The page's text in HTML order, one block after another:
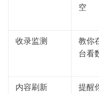
空
收录监测
教你
台看
内容刷新
提醒